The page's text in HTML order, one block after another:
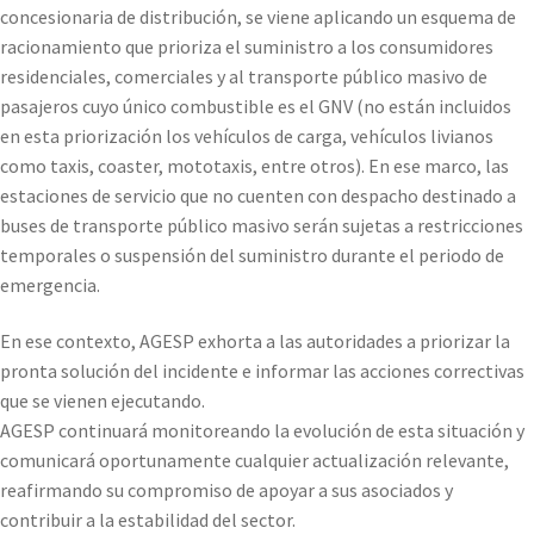
concesionaria de distribución, se viene aplicando un esquema de
racionamiento que prioriza el suministro a los consumidores
residenciales, comerciales y al transporte público masivo de
pasajeros cuyo único combustible es el GNV (no están incluidos
en esta priorización los vehículos de carga, vehículos livianos
como taxis, coaster, mototaxis, entre otros). En ese marco, las
estaciones de servicio que no cuenten con despacho destinado a
buses de transporte público masivo serán sujetas a restricciones
temporales o suspensión del suministro durante el periodo de
emergencia.
En ese contexto, AGESP exhorta a las autoridades a priorizar la
pronta solución del incidente e informar las acciones correctivas
que se vienen ejecutando.
AGESP continuará monitoreando la evolución de esta situación y
comunicará oportunamente cualquier actualización relevante,
reafirmando su compromiso de apoyar a sus asociados y
contribuir a la estabilidad del sector.